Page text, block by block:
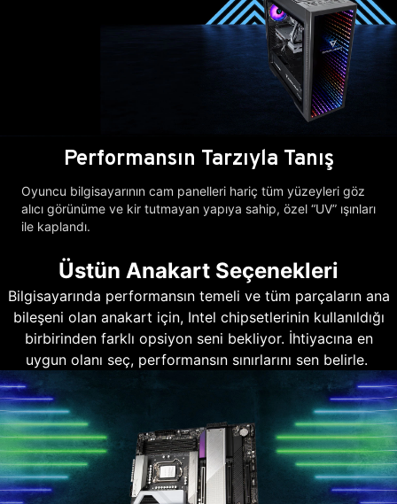
Performansın Tarzıyla Tanış
Oyuncu bilgisayarının cam panelleri hariç tüm yüzeyleri göz
alıcı görünüme ve kir tutmayan yapıya sahip, özel “UV” ışınları
ile kaplandı.
Üstün Anakart Seçenekleri
Bilgisayarında performansın temeli ve tüm parçaların ana
bileşeni olan anakart için, Intel chipsetlerinin kullanıldığı
birbirinden farklı opsiyon seni bekliyor. İhtiyacına en
uygun olanı seç, performansın sınırlarını sen belirle.